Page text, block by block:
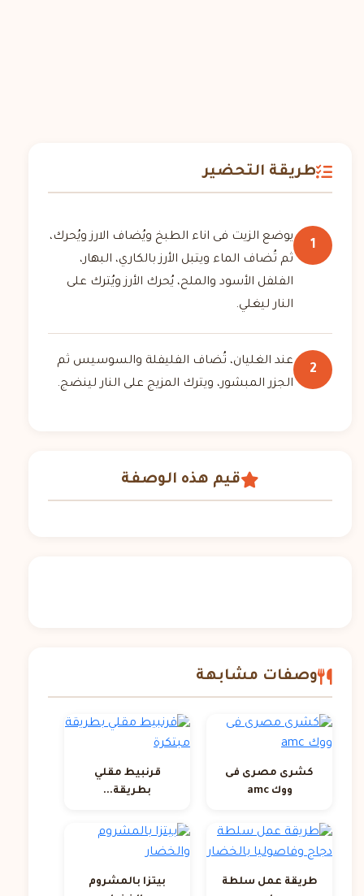
طريقة التحضير
1
يوضع الزيت فى اناء الطبخ ويُضاف الارز ويُحرك،
ثم تُضاف الماء ويتبل الأرز بالكاري، البهار،
الفلفل الأسود والملح، يُحرك الأرز ويُترك على
النار ليغلي.
2
عند الغليان، تُضاف الفليفلة والسوسيس ثم
الجزر المبشور، ويترك المزيج على النار لينضج.
قيم هذه الوصفة
وصفات مشابهة
كشرى مصرى فى
ووك amc
قرنبيط مقلي
بطريقة...
طريقة عمل سلطة
بيتزا بالمشروم